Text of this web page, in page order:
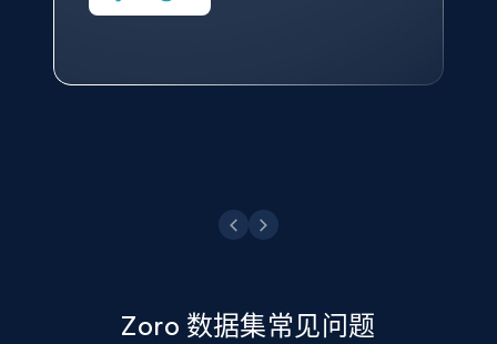
—— Shopee Philippines Inc. 报告与分析、
Zoro 数据集常见问题